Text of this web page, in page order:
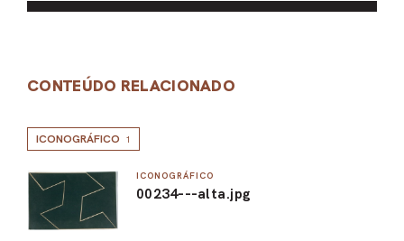
CONTEÚDO RELACIONADO
ICONOGRÁFICO 1
ICONOGRÁFICO
00234---alta.jpg